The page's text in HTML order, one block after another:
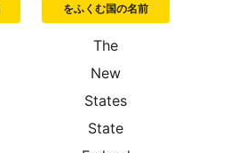
をふくむ国の名前
The
New
States
State